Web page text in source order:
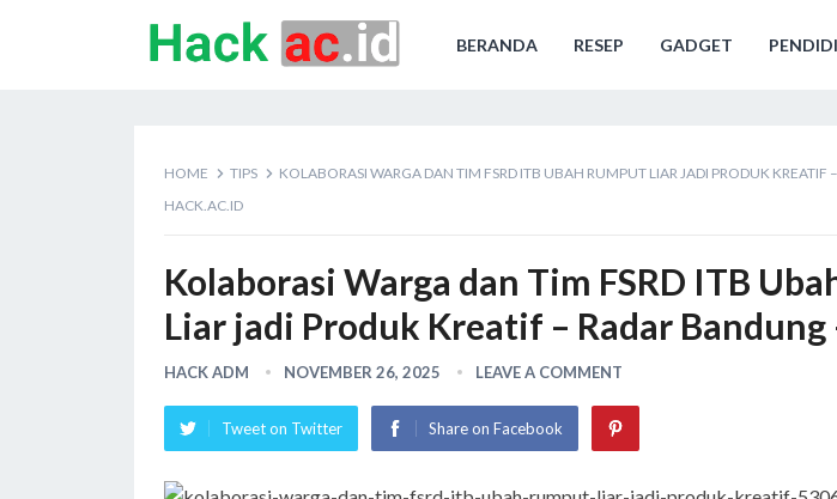
BERANDA RESEP GADGET
HOME TIPS
KOLABORASI WARGA DAN TIM FSRD ITB UBAH RUMPUT LIAR JADI PRODUK KREATIF
HACK.AC.ID
Kolaborasi Warga dan Tim FSRD ITB
Liar jadi Produk Kreatif – Radar Bandung
HACK ADM NOVEMBER 26, 2025 LEAVE A COMMENT
Tweet on Twitter Share on Facebook